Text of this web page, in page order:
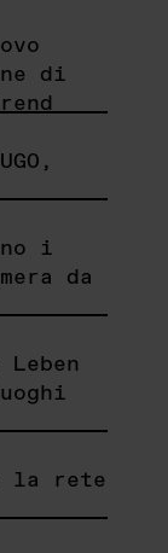
di
i
da
Leben
la rete